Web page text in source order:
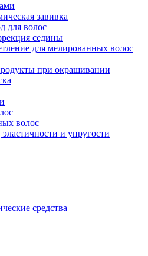
завивка
для волос
седины
для мелированных волос
при окрашивании
волос
и упругости
средства